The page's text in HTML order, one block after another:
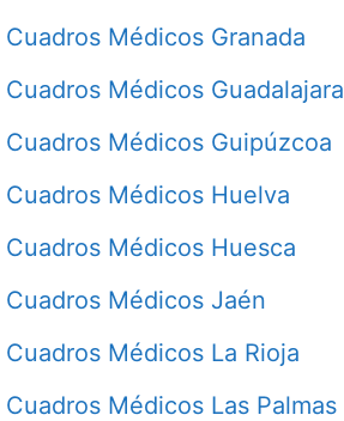
Cuadros Médicos Granada
Cuadros Médicos Guadalajara
Cuadros Médicos Guipúzcoa
Cuadros Médicos Huelva
Cuadros Médicos Huesca
Cuadros Médicos Jaén
Cuadros Médicos La Rioja
Cuadros Médicos Las Palmas